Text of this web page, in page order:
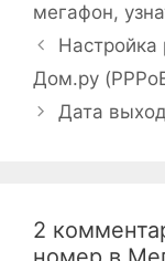
мегафон,
Настройка
Дом.ру
Дата
2